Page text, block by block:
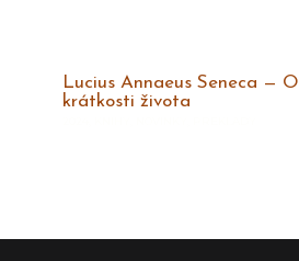
Lucius Annaeus Seneca — O
krátkosti života